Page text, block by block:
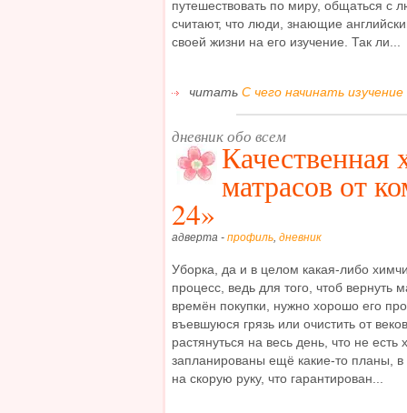
путешествовать по миру, общаться с
считают, что люди, знающие
своей жизни на его изучение. Так ли...
читать С чего начинать
дневник обо всем
Качественная
матрасов от
24»
адверта - профиль, дневник
Уборка, да и в целом какая-либо
процесс, ведь для того, чтоб вернуть
времён покупки, нужно хорошо его
въевшуюся грязь или очистить от
растянуться на весь день, что не
запланированы ещё какие-то планы,
на скорую руку, что гарантирован...